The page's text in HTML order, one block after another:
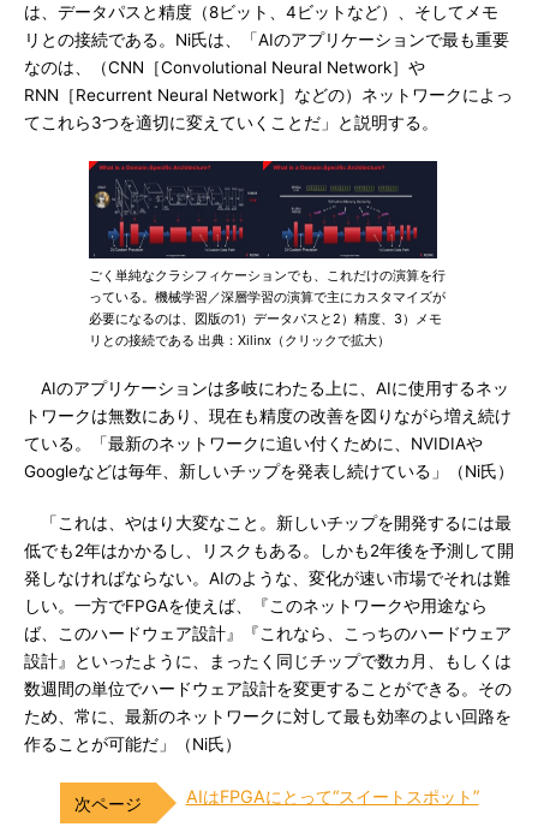
は、データパスと精度（8ビット、4ビットなど）、そしてメモ
リとの接続である。Ni氏は、「AIのアプリケーションで最も重要
なのは、（CNN［Convolutional Neural Network］や
RNN［Recurrent Neural Network］などの）ネットワークによっ
てこれら3つを適切に変えていくことだ」と説明する。
ごく単純なクラシフィケーションでも、これだけの演算を行
っている。機械学習／深層学習の演算で主にカスタマイズが
必要になるのは、図版の1）データパスと2）精度、3）メモ
リとの接続である 出典：Xilinx（クリックで拡大）
AIのアプリケーションは多岐にわたる上に、AIに使用するネッ
トワークは無数にあり、現在も精度の改善を図りながら増え続け
ている。「最新のネットワークに追い付くために、NVIDIAや
Googleなどは毎年、新しいチップを発表し続けている」（Ni氏）
「これは、やはり大変なこと。新しいチップを開発するには最
低でも2年はかかるし、リスクもある。しかも2年後を予測して開
発しなければならない。AIのような、変化が速い市場でそれは難
しい。一方でFPGAを使えば、『このネットワークや用途なら
ば、このハードウェア設計』『これなら、こっちのハードウェア
設計』といったように、まったく同じチップで数カ月、もしくは
数週間の単位でハードウェア設計を変更することができる。その
ため、常に、最新のネットワークに対して最も効率のよい回路を
作ることが可能だ」（Ni氏）
AIはFPGAにとって“スイートスポット”